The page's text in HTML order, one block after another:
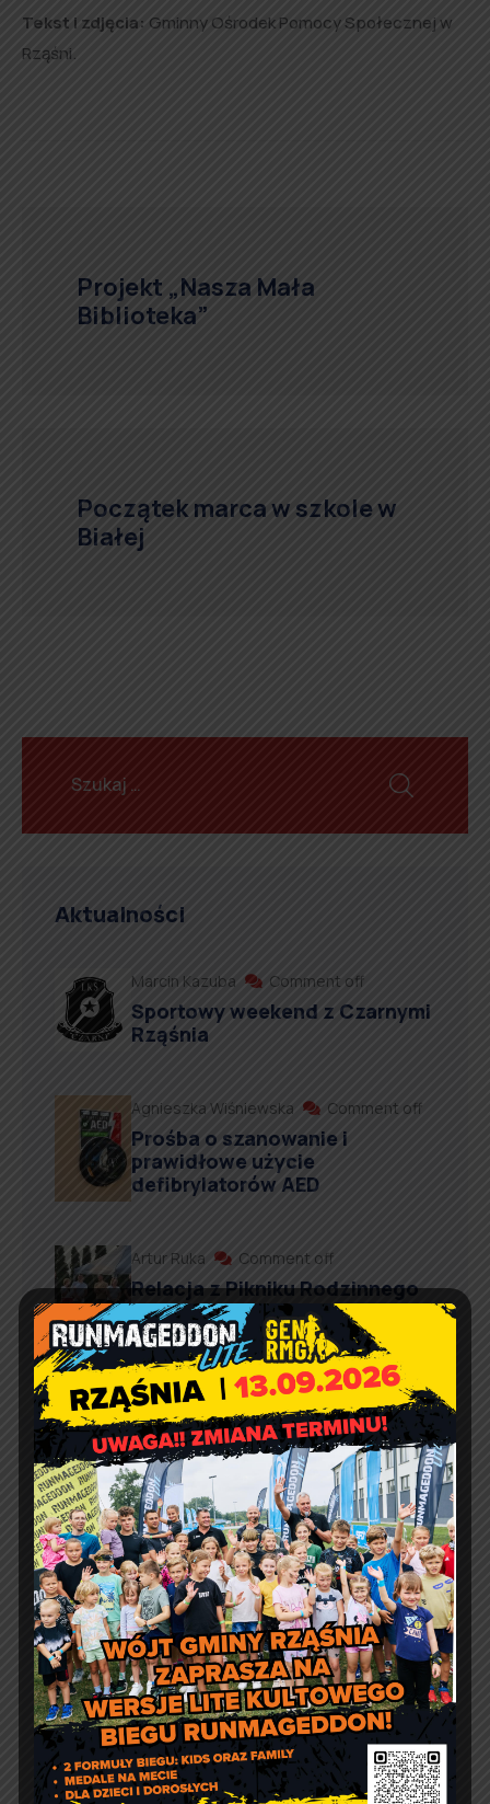
Tekst i zdjęcia: Gminny Ośrodek Pomocy Społecznej w
Rząśni.
Projekt „Nasza Mała
Biblioteka”
Początek marca w szkole w
Białej
Aktualności
Marcin Kazuba Comment off
Sportowy weekend z Czarnymi
Rząśnia
Agnieszka Wiśniewska Comment off
Prośba o szanowanie i
prawidłowe użycie
defibrylatorów AED
Artur Ruka Comment off
Relacja z Pikniku Rodzinnego
w Suchowoli
Kontakt
Urząd Gminy w Rząśni
ul. 1 Maja 37
98 – 332 Rząśnia
e-doręczenia:AE:PL-57726-56911-GBSAJ-23
adres email:gmina@rzasnia.pl
tel. 44 631-71-22 (biuro podawcze)
Godziny otwarcia Urzędu:
pon.: 9:00 – 17:00